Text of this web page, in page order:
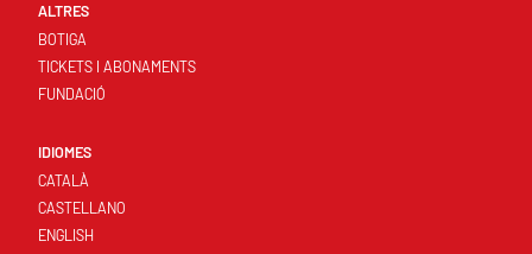
ALTRES
BOTIGA
TICKETS I ABONAMENTS
FUNDACIÓ
IDIOMES
CATALÀ
CASTELLANO
ENGLISH